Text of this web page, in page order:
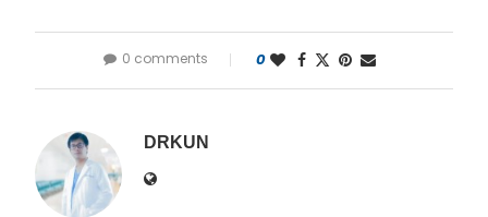
0 comments 0
DRKUN